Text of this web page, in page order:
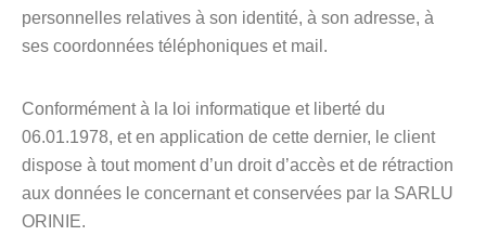
personnelles relatives à son identité, à son adresse, à
ses coordonnées téléphoniques et mail.
Conformément à la loi informatique et liberté du
06.01.1978, et en application de cette dernier, le client
dispose à tout moment d’un droit d’accès et de rétraction
aux données le concernant et conservées par la SARLU
ORINIE.